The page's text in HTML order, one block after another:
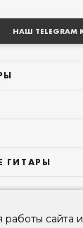
сайта
НАШ TELEGRAM
ГИТАРЫ
гитары